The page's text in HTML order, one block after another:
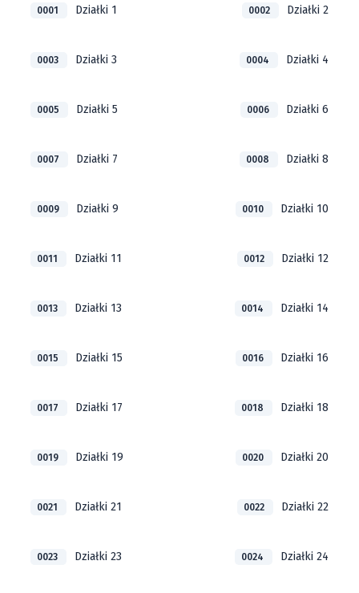
0001 Działki 1 0002 Działki 2
0003 Działki 3 0004 Działki 4
0005 Działki 5 0006 Działki 6
0007 Działki 7 0008 Działki 8
0009 Działki 9 0010 Działki 10
0011 Działki 11 0012 Działki 12
0013 Działki 13 0014 Działki 14
0015 Działki 15 0016 Działki 16
0017 Działki 17 0018 Działki 18
0019 Działki 19 0020 Działki 20
0021 Działki 21 0022 Działki 22
0023 Działki 23 0024 Działki 24